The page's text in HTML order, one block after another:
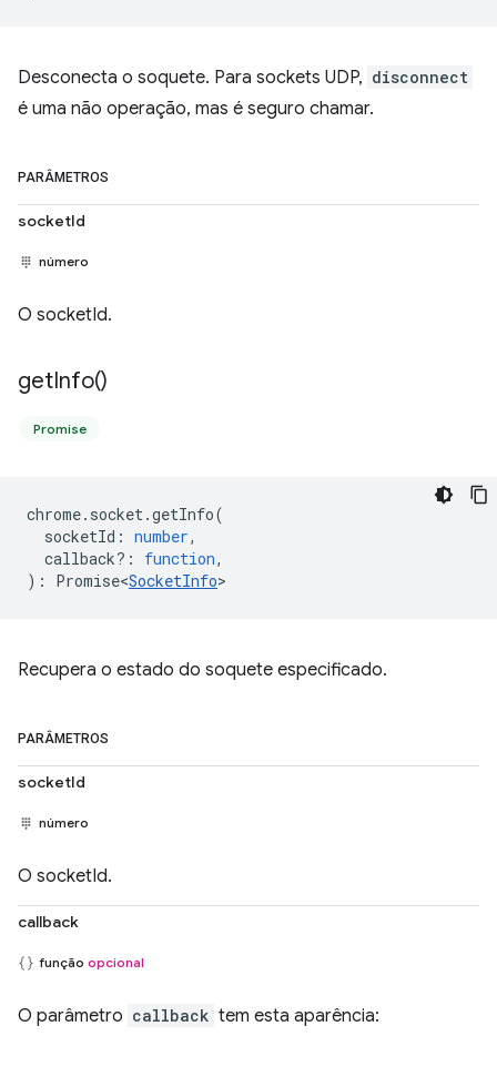
Desconecta o soquete. Para sockets UDP, disconnect
é uma não operação, mas é seguro chamar.
PARÂMETROS
socketId
número
O socketId.
getInfo()
Promise
chrome. socket.getInfo(
socketId : number,
callback? : function,
) : Promise<SocketInfo>
Recupera o estado do soquete especificado.
PARÂMETROS
socketId
número
O socketId.
callback
função opcional
O parâmetro callback tem esta aparência: